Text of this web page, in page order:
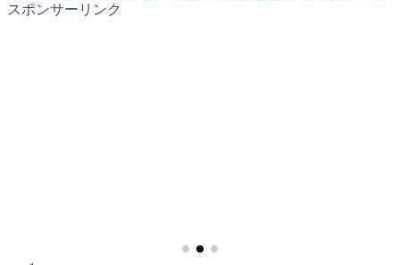
スポンサーリンク